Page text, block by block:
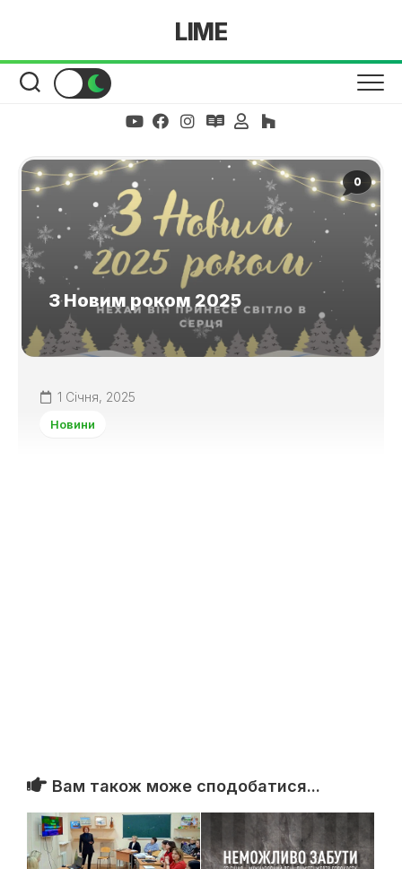
LIME
0
З Новим роком 2025
1 Січня, 2025
Новини
Вам також може сподобатися...